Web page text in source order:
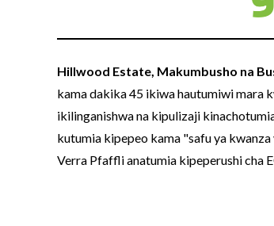
Hillwood Estate, Makumbusho na
kama dakika 45 ikiwa hautumiwi mara
ikilinganishwa na kipulizaji
kutumia kipepeo kama "safu ya
Verra Pfaffli anatumia kipeperushi cha